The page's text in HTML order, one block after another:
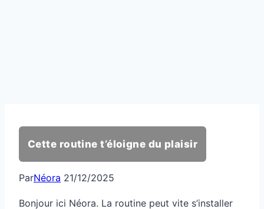
Cette routine t’éloigne du plaisir
ParNéora 21/12/2025
Bonjour ici Néora. La routine peut vite s’installer